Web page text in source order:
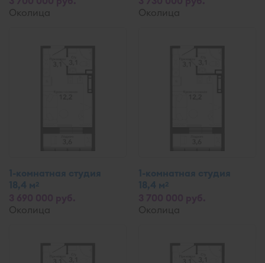
Околица
Околица
1-комнатная студия
18,4 м2
Околица
1-комнатная студия
18,4 м2
Околица